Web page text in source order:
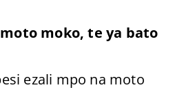
moko, te ya bato
ezali mpo na moto